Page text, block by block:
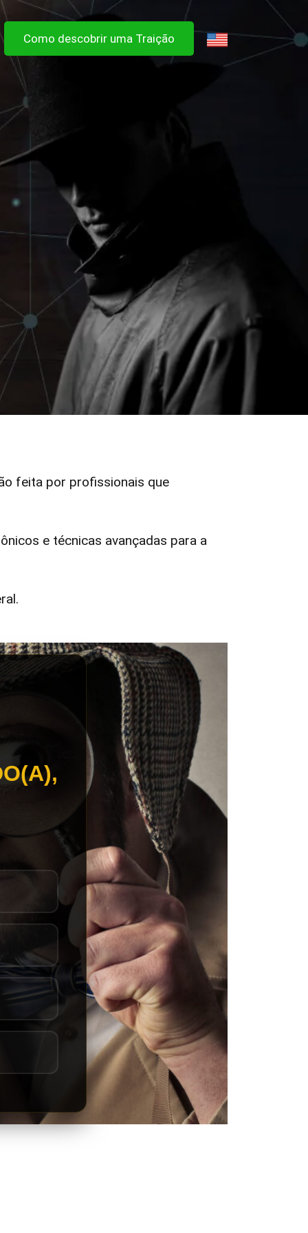
Como descobrir uma Traição
feita por profissionais que
e técnicas avançadas para a